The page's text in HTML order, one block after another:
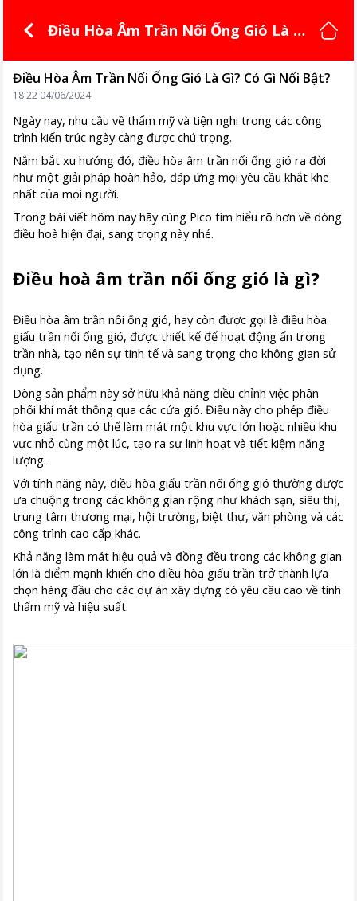
Điều Hòa Âm Trần Nối Ống Gió Là G
Điều Hòa Âm Trần Nối Ống Gió Là Gì? Có Gì Nổi Bật?
18:22 04/06/2024
Ngày nay, nhu cầu về thẩm mỹ và tiện nghi trong các công
trình kiến trúc ngày càng được chú trọng.
Nắm bắt xu hướng đó, điều hòa âm trần nối ống gió ra đời
như một giải pháp hoàn hảo, đáp ứng mọi yêu cầu khắt khe
nhất của mọi người.
Trong bài viết hôm nay hãy cùng Pico tìm hiểu rõ hơn về dòng
điều hoà hiện đại, sang trọng này nhé.
Điều hoà âm trần nối ống gió là gì?
Điều hòa âm trần nối ống gió, hay còn được gọi là điều hòa
giấu trần nối ống gió, được thiết kế để hoạt động ẩn trong
trần nhà, tạo nên sự tinh tế và sang trọng cho không gian sử
dụng.
Dòng sản phẩm này sở hữu khả năng điều chỉnh việc phân
phối khí mát thông qua các cửa gió. Điều này cho phép điều
hòa giấu trần có thể làm mát một khu vực lớn hoặc nhiều khu
vực nhỏ cùng một lúc, tạo ra sự linh hoạt và tiết kiệm năng
lượng.
Với tính năng này, điều hòa giấu trần nối ống gió thường được
ưa chuộng trong các không gian rộng như khách sạn, siêu thị,
trung tâm thương mại, hội trường, biệt thự, văn phòng và các
công trình cao cấp khác.
Khả năng làm mát hiệu quả và đồng đều trong các không gian
lớn là điểm mạnh khiến cho điều hòa giấu trần trở thành lựa
chọn hàng đầu cho các dự án xây dựng có yêu cầu cao về tính
thẩm mỹ và hiệu suất.